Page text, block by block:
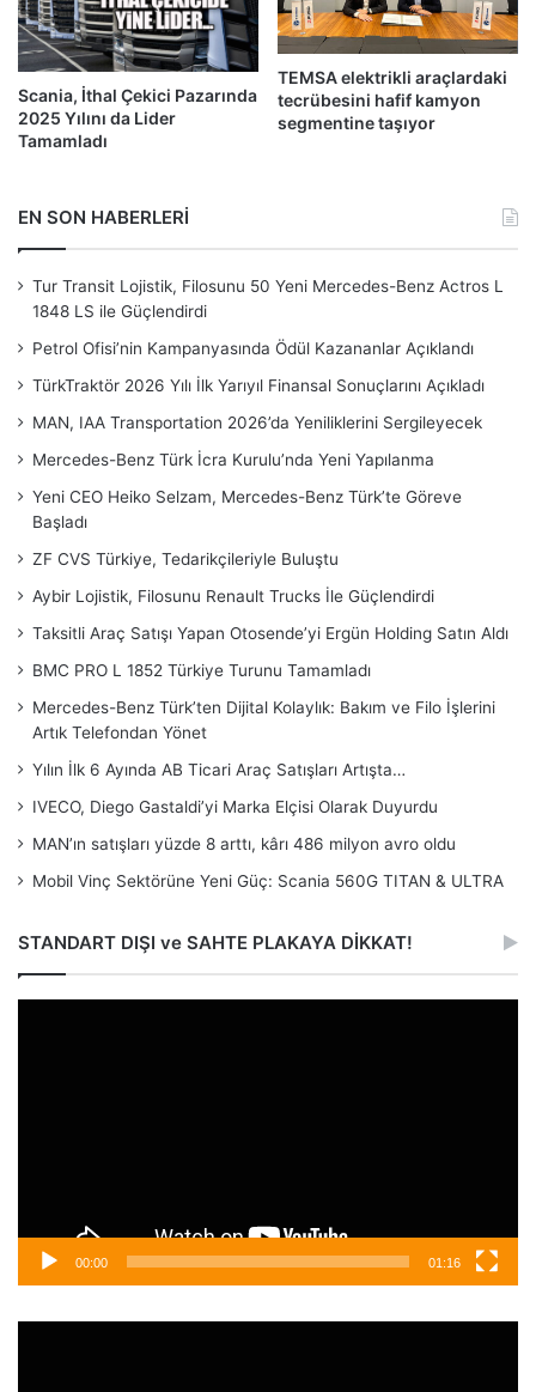
Scania, İthal Çekici Pazarında
2025 Yılını da Lider
Tamamladı
TEMSA elektrikli araçlardaki
tecrübesini hafif kamyon
segmentine taşıyor
EN SON HABERLERİ
Tur Transit Lojistik, Filosunu 50 Yeni Mercedes-Benz Actros L
1848 LS ile Güçlendirdi
Petrol Ofisi’nin Kampanyasında Ödül Kazananlar Açıklandı
TürkTraktör 2026 Yılı İlk Yarıyıl Finansal Sonuçlarını Açıkladı
MAN, IAA Transportation 2026’da Yeniliklerini Sergileyecek
Mercedes-Benz Türk İcra Kurulu’nda Yeni Yapılanma
Yeni CEO Heiko Selzam, Mercedes-Benz Türk’te Göreve
Başladı
ZF CVS Türkiye, Tedarikçileriyle Buluştu
Aybir Lojistik, Filosunu Renault Trucks İle Güçlendirdi
Taksitli Araç Satışı Yapan Otosende’yi Ergün Holding Satın Aldı
BMC PRO L 1852 Türkiye Turunu Tamamladı
Mercedes-Benz Türk’ten Dijital Kolaylık: Bakım ve Filo İşlerini
Artık Telefondan Yönet
Yılın İlk 6 Ayında AB Ticari Araç Satışları Artışta…
IVECO, Diego Gastaldi’yi Marka Elçisi Olarak Duyurdu
MAN’ın satışları yüzde 8 arttı, kârı 486 milyon avro oldu
Mobil Vinç Sektörüne Yeni Güç: Scania 560G TITAN & ULTRA
STANDART DIŞI ve SAHTE PLAKAYA DİKKAT!
00:00 01:16